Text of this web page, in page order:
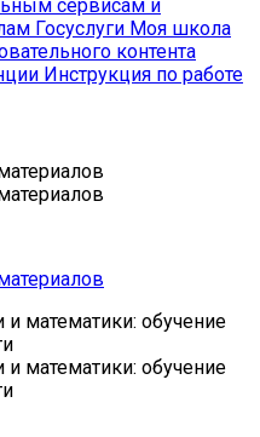
сервисам и
Госуслуги Моя школа
контента
Инструкция по работе
и математики: обучение
и математики: обучение